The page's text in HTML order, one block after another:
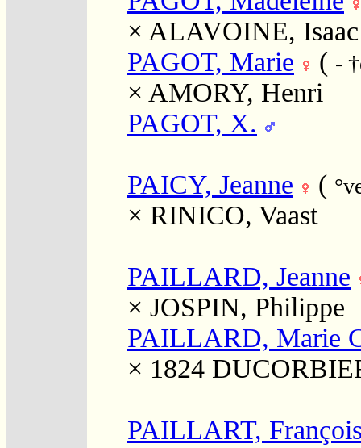
× ALAVOINE,
PAGOT, Marie
( -
× AMORY, Henri
PAGOT, X.
PAICY, Jeanne (
× RINICO, Vaast
PAILLARD, Jeanne
× JOSPIN, Philippe
PAILLARD, Marie
× 1824
PAILLART,